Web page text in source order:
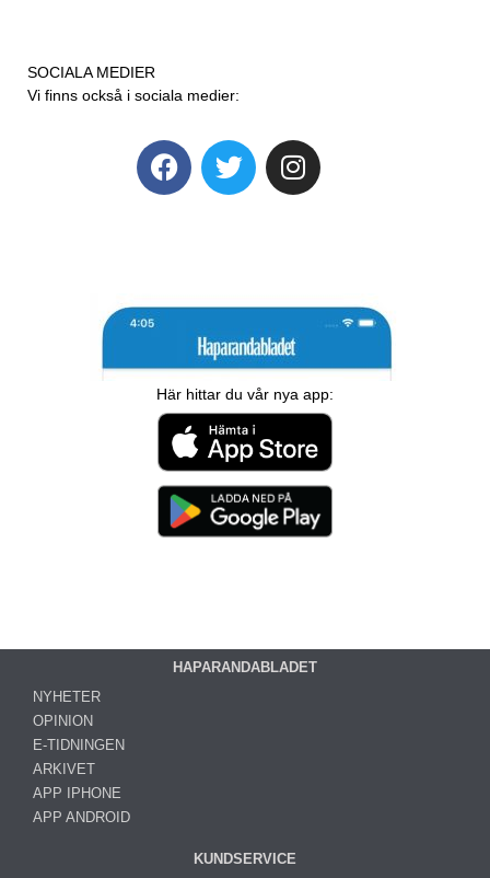
SOCIALA MEDIER
Vi finns också i sociala medier:
Här hittar du vår nya app:
HAPARANDABLADET
NYHETER
OPINION
E-TIDNINGEN
ARKIVET
APP IPHONE
APP ANDROID
KUNDSERVICE